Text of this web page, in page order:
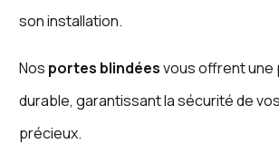
son installation.
Nos portes blindéesvous offrent
durable, garantissant la sécurité de
précieux.